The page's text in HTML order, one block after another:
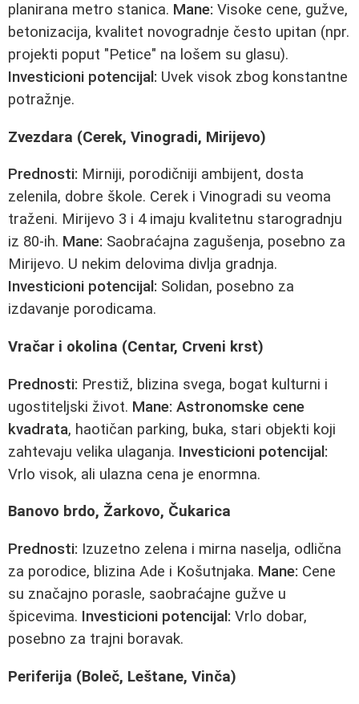
planirana metro stanica. Mane: Visoke cene, gužve,
betonizacija, kvalitet novogradnje često upitan (npr.
projekti poput "Petice" na lošem su glasu).
Investicioni potencijal: Uvek visok zbog konstantne
potražnje.
Zvezdara (Cerek, Vinogradi, Mirijevo)
Prednosti: Mirniji, porodičniji ambijent, dosta
zelenila, dobre škole. Cerek i Vinogradi su veoma
traženi. Mirijevo 3 i 4 imaju kvalitetnu starogradnju
iz 80-ih. Mane: Saobraćajna zagušenja, posebno za
Mirijevo. U nekim delovima divlja gradnja.
Investicioni potencijal: Solidan, posebno za
izdavanje porodicama.
Vračar i okolina (Centar, Crveni krst)
Prednosti: Prestiž, blizina svega, bogat kulturni i
ugostiteljski život. Mane: Astronomske cene
kvadrata, haotičan parking, buka, stari objekti koji
zahtevaju velika ulaganja. Investicioni potencijal:
Vrlo visok, ali ulazna cena je enormna.
Banovo brdo, Žarkovo, Čukarica
Prednosti: Izuzetno zelena i mirna naselja, odlična
za porodice, blizina Ade i Košutnjaka. Mane: Cene
su značajno porasle, saobraćajne gužve u
špicevima. Investicioni potencijal: Vrlo dobar,
posebno za trajni boravak.
Periferija (Boleč, Leštane, Vinča)